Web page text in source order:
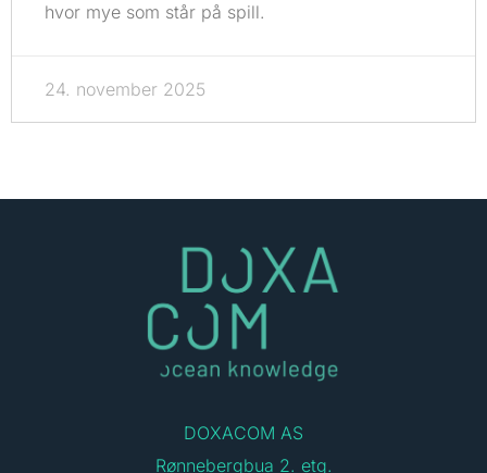
hvor mye som står på spill.
24. november 2025
DOXACOM AS
Rønnebergbua 2. etg.